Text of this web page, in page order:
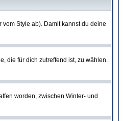
Style ab). Damit kannst du deine
die für dich zutreffend ist, zu wählen.
worden, zwischen Winter- und